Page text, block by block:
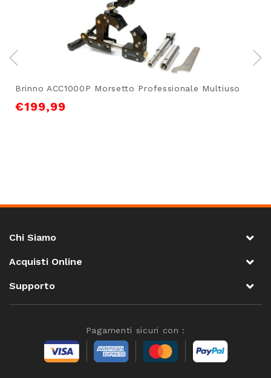
Brinno ACC1000P Morsetto Professionale Multiuso
€199,99
Chi Siamo
Acquisti Online
Supporto
Pagamenti sicuri con :